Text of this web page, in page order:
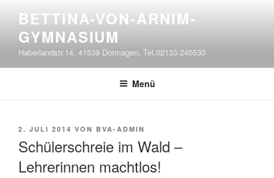
springen
BETTINA-VON-ARNIM-
GYMNASIUM
Haberlandstr.14, 41539 Dormagen, Tel.02133-245530
Menü
VERÖFFENTLICHT
2. JULI 2014 VON BVA-ADMIN
Schülerschreie im Wald –
Lehrerinnen machtlos!